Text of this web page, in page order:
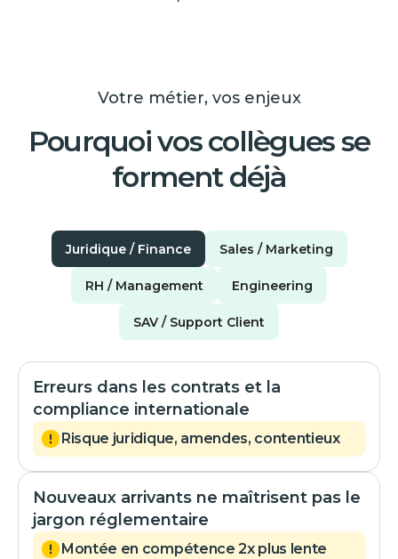
Votre métier, vos enjeux
Pourquoi vos collègues se
forment déjà
Juridique / Finance Sales / Marketing
RH / Management Engineering
SAV / Support Client
Erreurs dans les contrats et la
compliance internationale
Risque juridique, amendes, contentieux
Nouveaux arrivants ne maîtrisent pas le
jargon réglementaire
Montée en compétence 2x plus lente